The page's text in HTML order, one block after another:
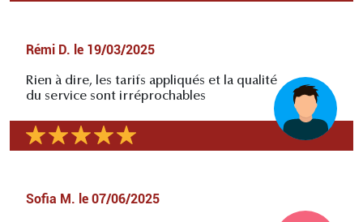
Rémi D. le 19/03/2025
Rien à dire, les tarifs appliqués et la qualité
du service sont irréprochables
Sofia M. le 07/06/2025